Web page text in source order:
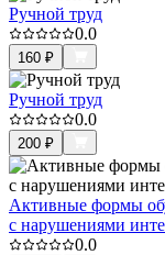
Ручной труд
0.0
160 ₽
Ручной труд
0.0
200 ₽
Активные формы
с нарушениями
0.0